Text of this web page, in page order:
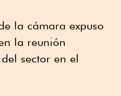
la cámara expuso
la reunión
sector en el